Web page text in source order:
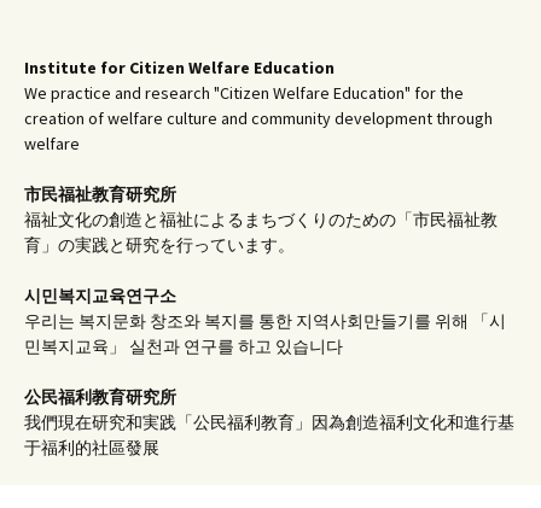
Institute for Citizen Welfare Education
We practice and research "Citizen Welfare Education" for the
creation of welfare culture and community development through
welfare
市民福祉教育研究所
福祉文化の創造と福祉によるまちづくりのための「市民福祉教
育」の実践と研究を行っています。
시민복지교육연구소
우리는 복지문화 창조와 복지를 통한 지역사회만들기를 위해 「시
민복지교육」 실천과 연구를 하고 있습니다
公民福利教育研究所
我們現在研究和実践「公民福利教育」因為創造福利文化和進行基
于福利的社區發展